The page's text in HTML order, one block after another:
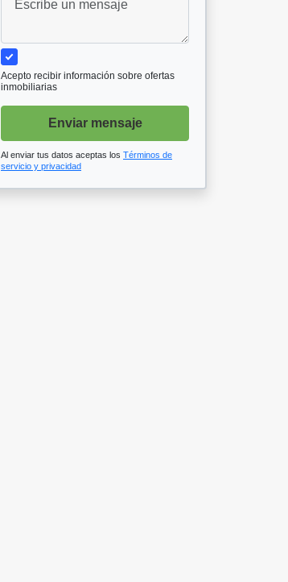
Acepto recibir información sobre ofertas
inmobiliarias
Enviar mensaje
Al enviar tus datos aceptas los Términos de
servicio y privacidad